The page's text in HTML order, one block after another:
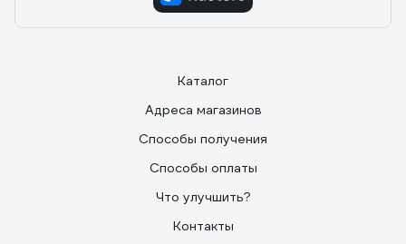
Каталог
Адреса магазинов
Способы получения
Способы оплаты
Что улучшить?
Контакты